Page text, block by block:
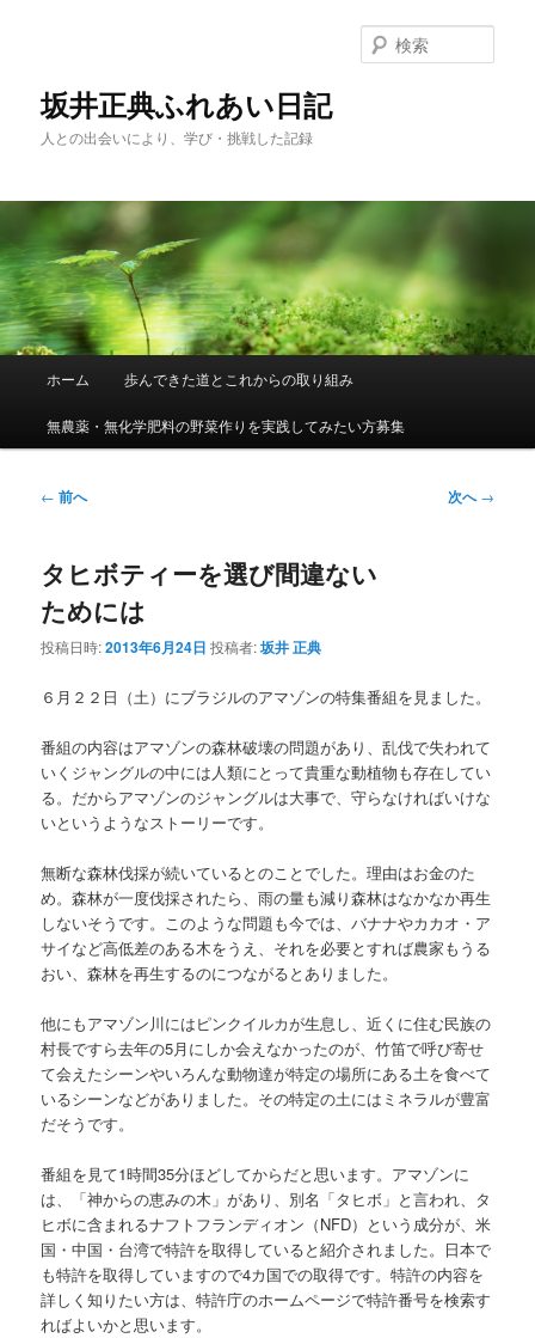
へ
動
坂井正典ふれあい日記
人との出会いにより、学び・挑戦した記録
索
メ
ホーム 歩んできた道とこれからの取り組み
無農薬・無化学肥料の野菜作りを実践してみたい方募集
投
ビ
ゲ
ー
シ
ン
← 前へ 次へ→
タヒボティーを選び間違ない
ためには
投稿日時:2013年6月24日 投稿者:坂井 正典
６月２２日（土）にブラジルのアマゾンの特集番組を見ました。
番組の内容はアマゾンの森林破壊の問題があり、乱伐で失われて
いくジャングルの中には人類にとって貴重な動植物も存在してい
る。だからアマゾンのジャングルは大事で、守らなければいけな
いというようなストーリーです。
無断な森林伐採が続いているとのことでした。理由はお金のた
め。森林が一度伐採されたら、雨の量も減り森林はなかなか再生
しないそうです。このような問題も今では、バナナやカカオ・ア
サイなど高低差のある木をうえ、それを必要とすれば農家もうる
おい、森林を再生するのにつながるとありました。
他にもアマゾン川にはピンクイルカが生息し、近くに住む民族の
村長ですら去年の5月にしか会えなかったのが、竹笛で呼び寄せ
て会えたシーンやいろんな動物達が特定の場所にある土を食べて
いるシーンなどがありました。その特定の土にはミネラルが豊富
だそうです。
番組を見て1時間35分ほどしてからだと思います。アマゾンに
は、「神からの恵みの木」があり、別名「タヒボ」と言われ、タ
ヒボに含まれるナフトフランディオン（NFD）という成分が、米
国・中国・台湾で特許を取得していると紹介されました。日本で
も特許を取得していますので4カ国での取得です。特許の内容を
詳しく知りたい方は、特許庁のホームページで特許番号を検索す
ればよいかと思います。